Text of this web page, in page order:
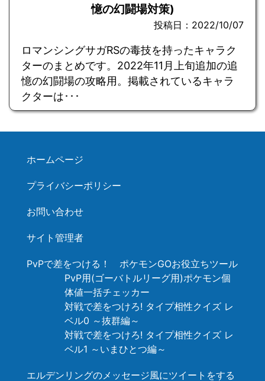
憶の幻闘場対策)
投稿日：2022/10/07
ロマンシングサガRSの毒技を持ったキャラク
ターのまとめです。2022年11月上旬追加の追
憶の幻闘場の攻略用。掲載されているキャラ
クターは･･･
ホームページ
プライバシーポリシー
お問い合わせ
サイト管理者
PvPで差をつける！ ポケモンGOお役立ちツール
PvP用(ゴーバトルリーグ用)ポケモン個
体値一括チェッカー
対戦で差をつけろ! タイプ相性クイズ レ
ベル0 ～抜群編～
対戦で差をつけろ! タイプ相性クイズ レ
ベル1 ～いまひとつ編～
エルデンリングのメッセージ風にツイートをする